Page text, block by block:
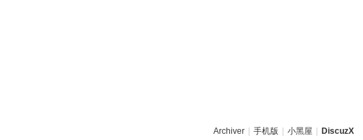
Archiver 手机版 小黑屋 DiscuzX